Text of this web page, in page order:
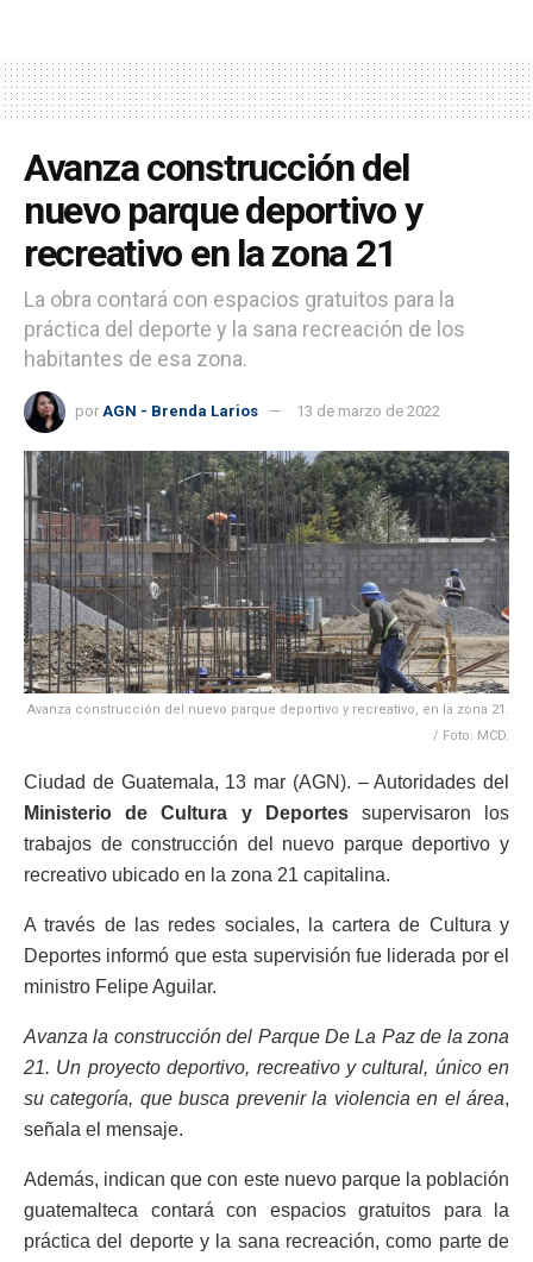
Avanza construcción del
nuevo parque deportivo y
recreativo en la zona 21
La obra contará con espacios gratuitos para la
práctica del deporte y la sana recreación de los
habitantes de esa zona.
por AGN - Brenda Larios 13 de marzo de 2022
Avanza construcción del nuevo parque deportivo y recreativo, en la zona 21.
/ Foto: MCD.
Ciudad de Guatemala, 13 mar (AGN). – Autoridades del
Ministerio de Cultura y Deportes supervisaron los
trabajos de construcción del nuevo parque deportivo y
recreativo ubicado en la zona 21 capitalina.
A través de las redes sociales, la cartera de Cultura y
Deportes informó que esta supervisión fue liderada por el
ministro Felipe Aguilar.
Avanza la construcción del Parque De La Paz de la zona
21. Un proyecto deportivo, recreativo y cultural, único en
su categoría, que busca prevenir la violencia en el área,
señala el mensaje.
Además, indican que con este nuevo parque la población
guatemalteca contará con espacios gratuitos para la
práctica del deporte y la sana recreación, como parte de